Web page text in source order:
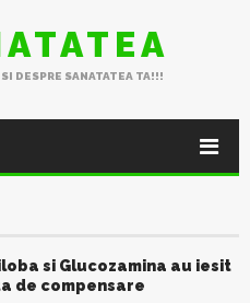
DESPRE SANATATEA TA!!!
si Glucozamina au iesit
de compensare